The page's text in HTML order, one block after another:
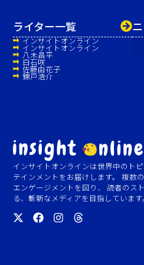
インサイトオンラインは世界中のト
テインメントをお届けします。 複数
エンゲージメントを図り、 読者のス
る、斬新なメディアを目指しています。
ライター一覧
インサイトオンライン
インサイトオンライン
八木昌平
白石咲
佐藤由花子
錦戸浩介